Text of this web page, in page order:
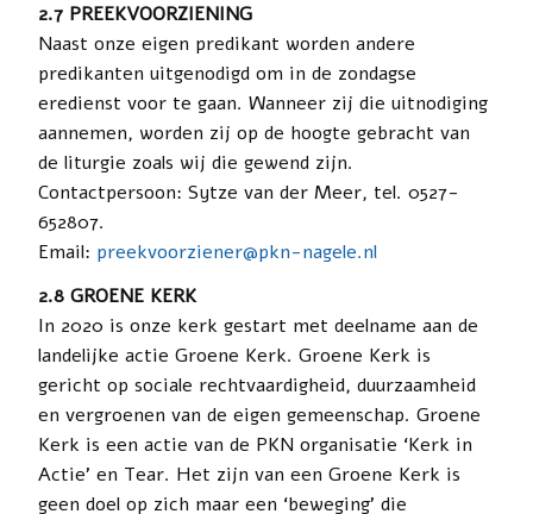
2.7 PREEKVOORZIENING
Naast onze eigen predikant worden andere
predikanten uitgenodigd om in de zondagse
eredienst voor te gaan. Wanneer zij die uitnodiging
aannemen, worden zij op de hoogte gebracht van
de liturgie zoals wij die gewend zijn.
Contactpersoon: Sytze van der Meer, tel. 0527-
652807.
Email: preekvoorziener@pkn-nagele.nl
2.8 GROENE KERK
In 2020 is onze kerk gestart met deelname aan de
landelijke actie Groene Kerk. Groene Kerk is
gericht op sociale rechtvaardigheid, duurzaamheid
en vergroenen van de eigen gemeenschap. Groene
Kerk is een actie van de PKN organisatie ‘Kerk in
Actie’ en Tear. Het zijn van een Groene Kerk is
geen doel op zich maar een ‘beweging’ die